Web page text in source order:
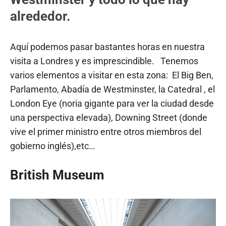
alrededor.
Aquí podemos pasar bastantes horas en nuestra
visita a Londres y es imprescindible. Tenemos
varios elementos a visitar en esta zona: El Big Ben,
Parlamento, Abadía de Westminster, la Catedral , el
London Eye (noria gigante para ver la ciudad desde
una perspectiva elevada), Downing Street (donde
vive el primer ministro entre otros miembros del
gobierno inglés),etc…
British Museum